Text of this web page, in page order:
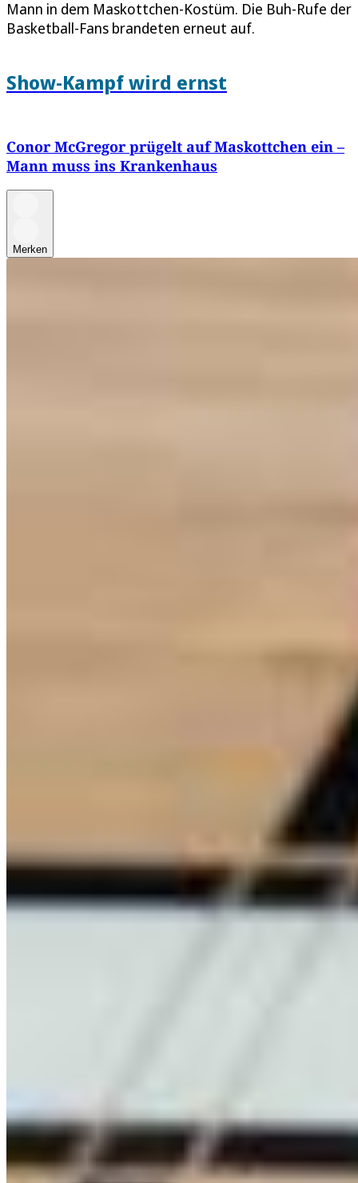
Mann in dem Maskottchen-Kostüm. Die Buh-Rufe der
Basketball-Fans brandeten erneut auf.
Show-Kampf wird ernst
Conor McGregor prügelt auf Maskottchen ein –
Mann muss ins Krankenhaus
Merken